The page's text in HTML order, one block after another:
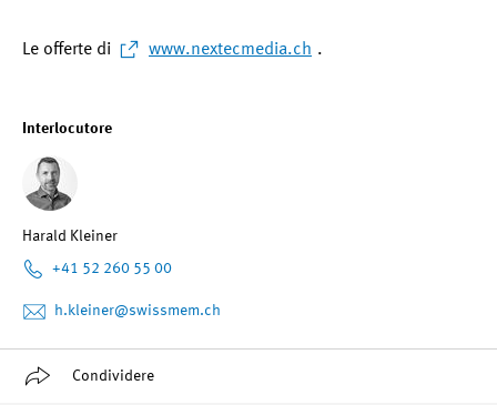
Interlocutore
Harald Kleiner
+41 52 260 55 00
h.kleiner@swissmem.ch
Condividere
Le offerte di www.nextecmedia.ch .